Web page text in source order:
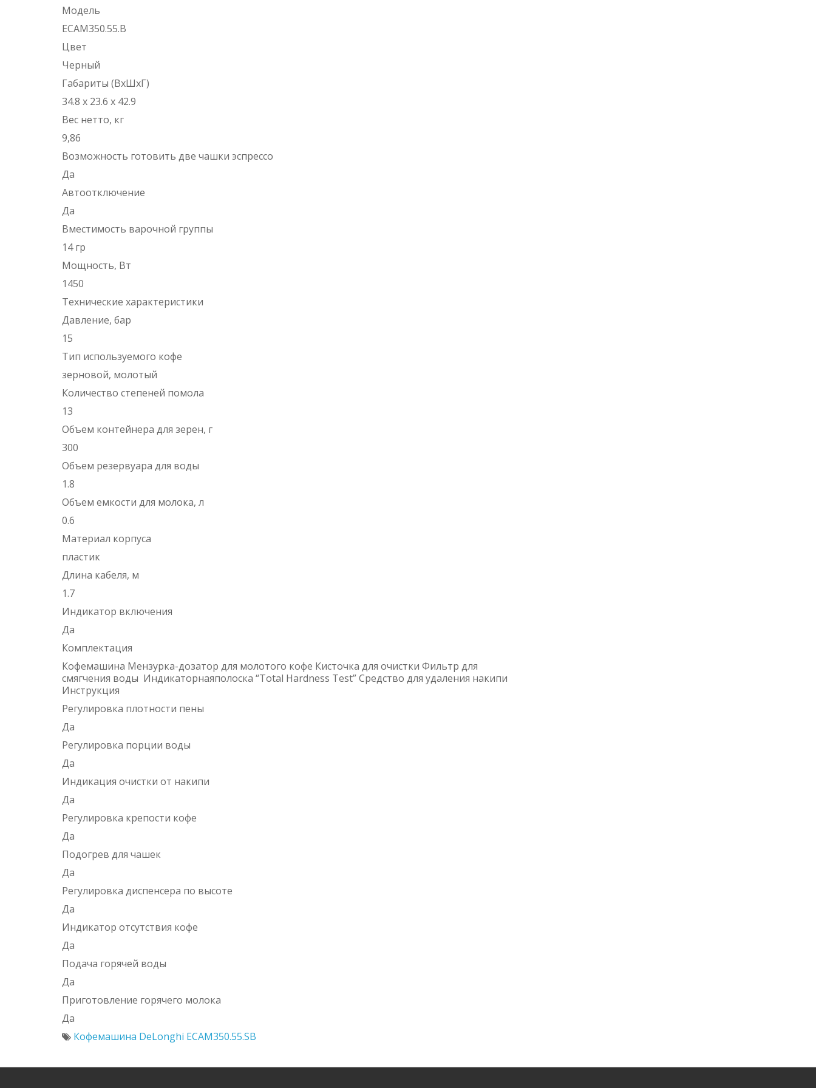
Модель
ECAM350.55.B
Цвет
Черный
Габариты (ВхШхГ)
34.8 x 23.6 x 42.9
Вес нетто, кг
9,86
Возможность готовить две чашки эспрессо
Да
Автоотключение
Да
Вместимость варочной группы
14 гр
Мощность, Вт
1450
Технические характеристики
Давление, бар
15
Тип используемого кофе
зерновой, молотый
Количество степеней помола
13
Объем контейнера для зерен, г
300
Объем резервуара для воды
1.8
Объем емкости для молока, л
0.6
Материал корпуса
пластик
Длина кабеля, м
1.7
Индикатор включения
Да
Комплектация
Кофемашина Мензурка-дозатор для молотого кофе Кисточка для очистки Фильтр для
смягчения воды Индикаторнаяполоска “Total Hardness Test” Средство для удаления накипи
Инструкция
Регулировка плотности пены
Да
Регулировка порции воды
Да
Индикация очистки от накипи
Да
Регулировка крепости кофе
Да
Подогрев для чашек
Да
Регулировка диспенсера по высоте
Да
Индикатор отсутствия кофе
Да
Подача горячей воды
Да
Приготовление горячего молока
Да
Кофемашина DeLonghi EСAM350.55.SB